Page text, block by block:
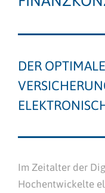
DER OPTIMALE
Im Zeitalter der
Hochentwickelte